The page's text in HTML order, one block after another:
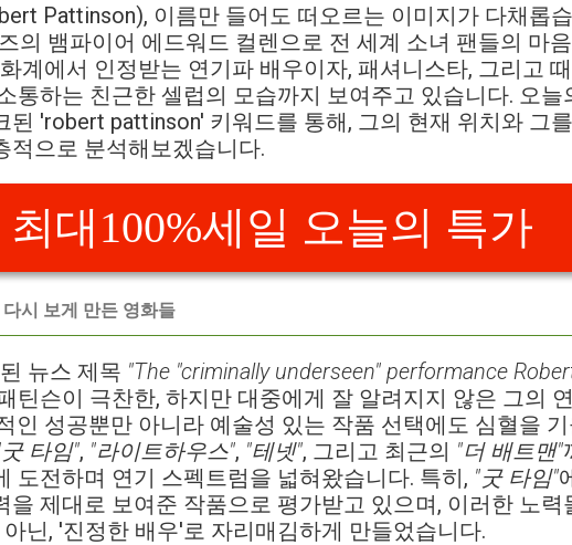
Pattinson), 이름만 들어도 떠오르는 이미지가 다채롭
의 뱀파이어 에드워드 컬렌으로 전 세계 소녀 팬들의 마
계에서 인정받는 연기파 배우이자, 패셔니스타, 그리고
통하는 친근한 셀럽의 모습까지 보여주고 있습니다. 오늘
된 'robert pattinson' 키워드를 통해, 그의 현재 위치와 그
적으로 분석해보겠습니다.
최대100%세일 오늘의 특가
시 보게 만든 영화들
뉴스 제목 "The "criminally underseen" performance
틴슨이 극찬한, 하지만 대중에게 잘 알려지지 않은 그의
인 성공뿐만 아니라 예술성 있는 작품 선택에도 심혈을
타임", "라이트하우스", "테넷", 그리고 최근의 "더 배트맨"
도전하며 연기 스펙트럼을 넓혀왔습니다. 특히, "굿 타임"
을 제대로 보여준 작품으로 평가받고 있으며, 이러한 노력
닌, '진정한 배우'로 자리매김하게 만들었습니다.